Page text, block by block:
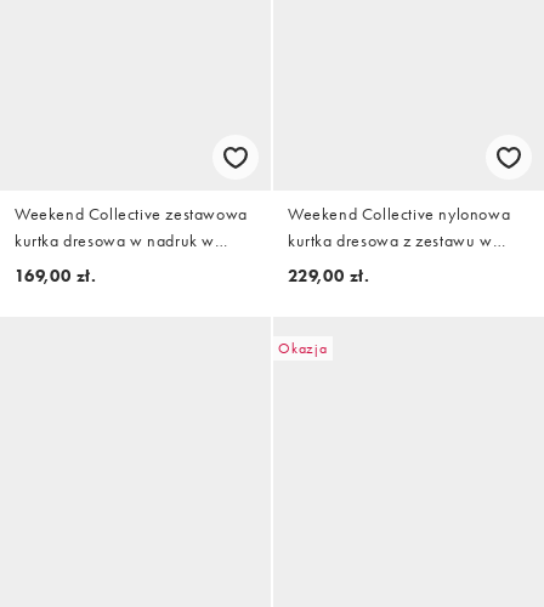
Weekend Collective zestawowa
kurtka dresowa w nadruk w
groszki w kolorze buttermilk
169,00 zł.
Weekend Collective nylonowa
kurtka dresowa z zestawu w
kolorze baby blue
229,00 zł.
Okazja